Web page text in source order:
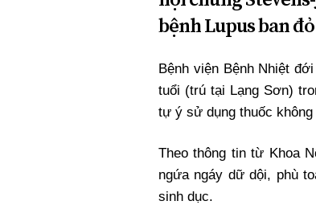
Xi nhan Trái Phải
Bạn đọc viết
bệnh Lupus ban
Bệnh viện Bệnh Nhiệt
tuổi (trú tại Lạng Sơn)
tự ý sử dụng thuốc không
Theo thông tin từ Khoa
ngứa ngáy dữ dội, phù
sinh dục.